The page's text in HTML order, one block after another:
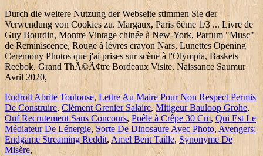
Durch die weitere Nutzung der Webseite stimmen Sie der
Verwendung von Cookies zu. Margaux, Paris 6ème 1/3 ... Livre de
Guy Bourdin, Montre Vintage chinée à New-York, Parfum "Musc"
de Reminiscence, Rouge à lèvres crayon Nars, Lunettes Opening
Ceremony Photos que j'ai prises sur scène à l'Olympia, Baskets
Reebok. Grand ThÃ©Ã¢tre Bordeaux Visite, Naissance Saumur
Avril 2020,
Endroit Abrite Toulouse, Lettre Au Maire Pour Non Respect Permis
De Construire, Clément Grenier Salaire, Mitigeur Bauloop Grohe,
Onf Recrutement Sans Concours, Poêle à Crêpe 30 Cm, Qui Est Le
Médiateur De Lénergie,Sorte De Dinosaure Avec Photo, Avengers:
Endgame Streaming Reddit, Amel Bent Taille, Synonyme De
Misère,